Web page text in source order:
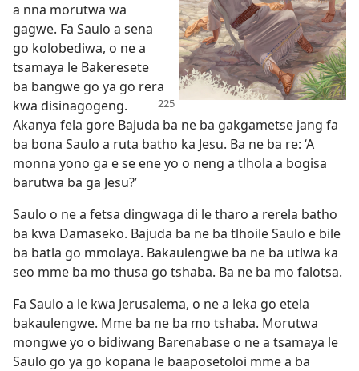
a nna morutwa wa
gagwe. Fa Saulo a sena
go kolobediwa, o ne a
tsamaya le Bakeresete
ba bangwe go ya go rera
kwa disinagogeng.
Akanya fela gore Bajuda ba ne ba gakgametse jang fa
ba bona Saulo a ruta batho ka Jesu. Ba ne ba re: ‘A
monna yono ga e se ene yo o neng a tlhola a bogisa
barutwa ba ga Jesu?’
Saulo o ne a fetsa dingwaga di le tharo a rerela batho
ba kwa Damaseko. Bajuda ba ne ba tlhoile Saulo e bile
ba batla go mmolaya. Bakaulengwe ba ne ba utlwa ka
seo mme ba mo thusa go tshaba. Ba ne ba mo falotsa.
Fa Saulo a le kwa Jerusalema, o ne a leka go etela
bakaulengwe. Mme ba ne ba mo tshaba. Morutwa
mongwe yo o bidiwang Barenabase o ne a tsamaya le
Saulo go ya go kopana le baaposetoloi mme a ba